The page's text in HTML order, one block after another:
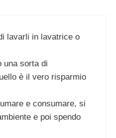
lavarli in lavatrice o
una sorta di
è il vero risparmio
e consumare, si
e poi spendo